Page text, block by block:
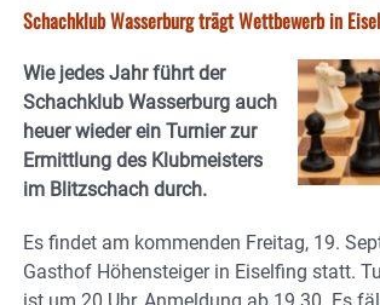
Schachklub Wasserburg trägt Wettbewerb in
Wie jedes Jahr führt der
Schachklub Wasserburg auch
heuer wieder ein Turnier zur
Ermittlung des Klubmeisters
im Blitzschach durch.
Es findet am kommenden Freitag, 19.
Gasthof Höhensteiger in Eiselfing statt.